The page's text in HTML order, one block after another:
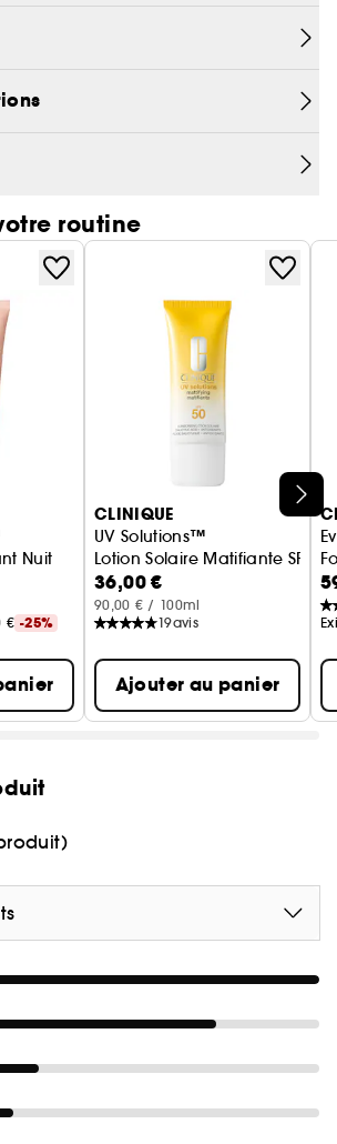
d'allergie.
routine
produits
Nuit
€ -25%
CLINIQUE
UV Solutions™
Lotion Solaire Matifiante SPF 50
36,00 €
90,00 € / 100ml
19avis
Ajouter au panier